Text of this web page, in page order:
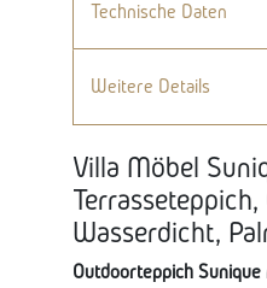
Technische Daten
Weitere Details
Villa Möbel
Wasserdicht,
Outdoorteppich Sunique